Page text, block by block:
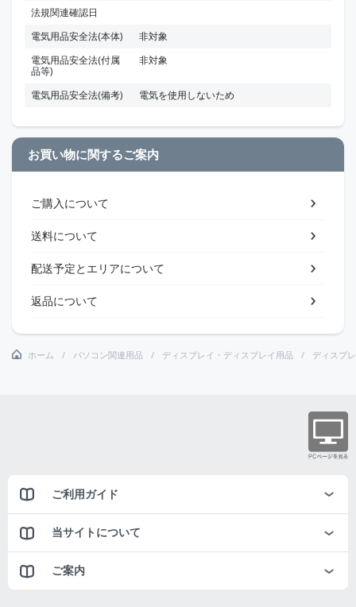
法規関連確認日
電気用品安全法(本体)
非対象
電気用品安全法(付属
品等)
非対象
電気用品安全法(備考) 電気を使用しないため
お買い物に関するご案内
ご購入について
送料について
配送予定とエリアについて
返品について
ホーム パソコン関連用品 ディスプレイ・ディスプレイ用品 ディスプ
ご利用ガイド
当サイトについて
ご案内